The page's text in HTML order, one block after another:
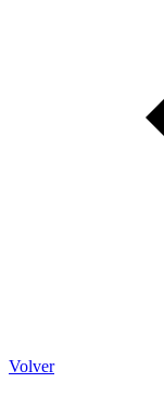
Volver